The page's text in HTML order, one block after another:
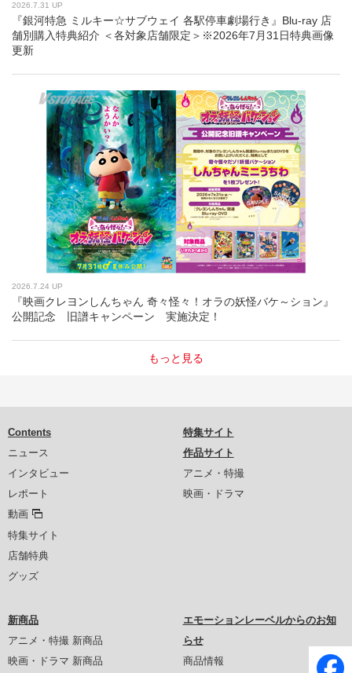
2026.7.31 UP
『銀河特急 ミルキー☆サブウェイ 各駅停車劇場行き』Blu-ray 店
舗別購入特典紹介 ＜各対象店舗限定＞※2026年7月31日特典画像
更新
2026.7.24 UP
『映画クレヨンしんちゃん 奇々怪々！オラの妖怪バケ～ション』
公開記念 旧譜キャンペーン 実施決定！
もっと見る
Contents
ニュース
インタビュー
レポート
動画
特集サイト
店舗特典
グッズ
特集サイト
作品サイト
アニメ・特撮
映画・ドラマ
新商品
アニメ・特撮 新商品
映画・ドラマ 新商品
エモーションレーベルからのお知
らせ
商品情報